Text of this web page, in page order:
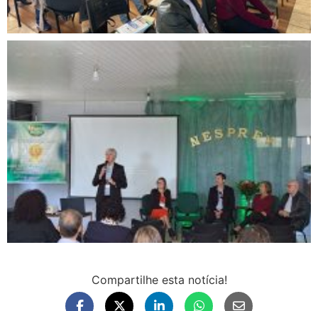
Compartilhe esta notícia!